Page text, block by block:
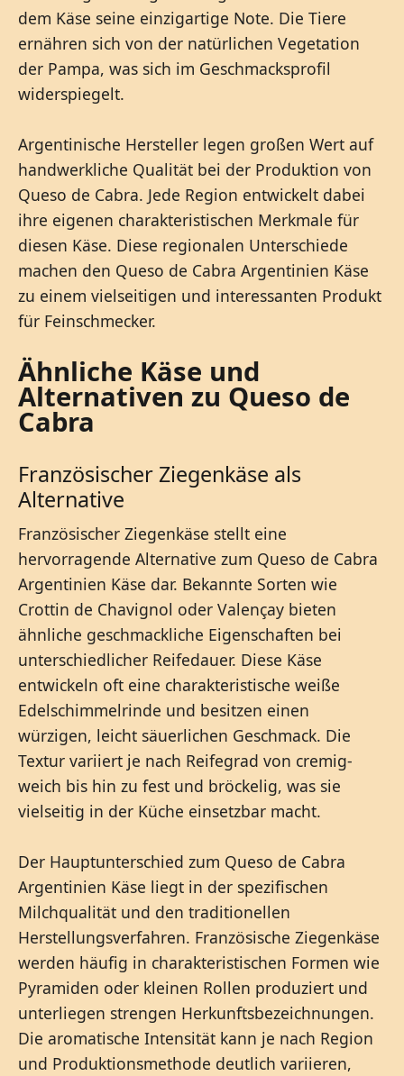
dem Käse seine einzigartige Note. Die Tiere
ernähren sich von der natürlichen Vegetation
der Pampa, was sich im Geschmacksprofil
widerspiegelt.
Argentinische Hersteller legen großen Wert auf
handwerkliche Qualität bei der Produktion von
Queso de Cabra. Jede Region entwickelt dabei
ihre eigenen charakteristischen Merkmale für
diesen Käse. Diese regionalen Unterschiede
machen den Queso de Cabra Argentinien Käse
zu einem vielseitigen und interessanten Produkt
für Feinschmecker.
Ähnliche Käse und
Alternativen zu Queso de
Cabra
Französischer Ziegenkäse als
Alternative
Französischer Ziegenkäse stellt eine
hervorragende Alternative zum Queso de Cabra
Argentinien Käse dar. Bekannte Sorten wie
Crottin de Chavignol oder Valençay bieten
ähnliche geschmackliche Eigenschaften bei
unterschiedlicher Reifedauer. Diese Käse
entwickeln oft eine charakteristische weiße
Edelschimmelrinde und besitzen einen
würzigen, leicht säuerlichen Geschmack. Die
Textur variiert je nach Reifegrad von cremig-
weich bis hin zu fest und bröckelig, was sie
vielseitig in der Küche einsetzbar macht.
Der Hauptunterschied zum Queso de Cabra
Argentinien Käse liegt in der spezifischen
Milchqualität und den traditionellen
Herstellungsverfahren. Französische Ziegenkäse
werden häufig in charakteristischen Formen wie
Pyramiden oder kleinen Rollen produziert und
unterliegen strengen Herkunftsbezeichnungen.
Die aromatische Intensität kann je nach Region
und Produktionsmethode deutlich variieren,